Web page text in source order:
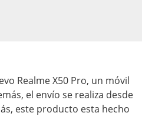
Realme X50 Pro, un móvil
el envío se realiza desde
este producto esta hecho